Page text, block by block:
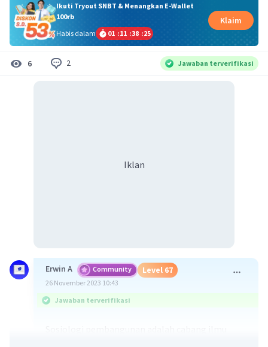
Ikuti Tryout SNBT & Menangkan E-Wallet
100rb
Habis dalam
01 :11 :38 :25
Klaim
6 2 Jawaban terverifikasi
Iklan
Erwin A Community Level 67
26 November 2023 10:43
Jawaban terverifikasi